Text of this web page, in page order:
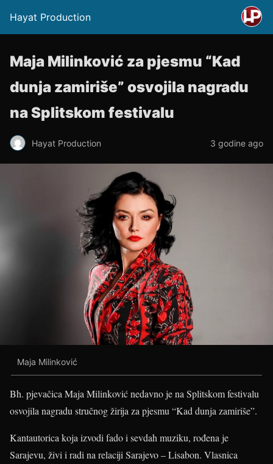
Hayat Production
Maja Milinković za pjesmu “Kad
dunja zamiriše” osvojila nagradu
na Splitskom festivalu
Hayat Production 3 godine ago
Maja Milinković
Bh. pjevačica Maja Milinković nedavno je na Splitskom festivalu
osvojila nagradu stručnog žirija za pjesmu “Kad dunja zamiriše”.
Kantautorica koja izvodi fado i sevdah muziku, rođena je
Sarajevu, živi i radi na relaciji Sarajevo – Lisabon. Vlasnica